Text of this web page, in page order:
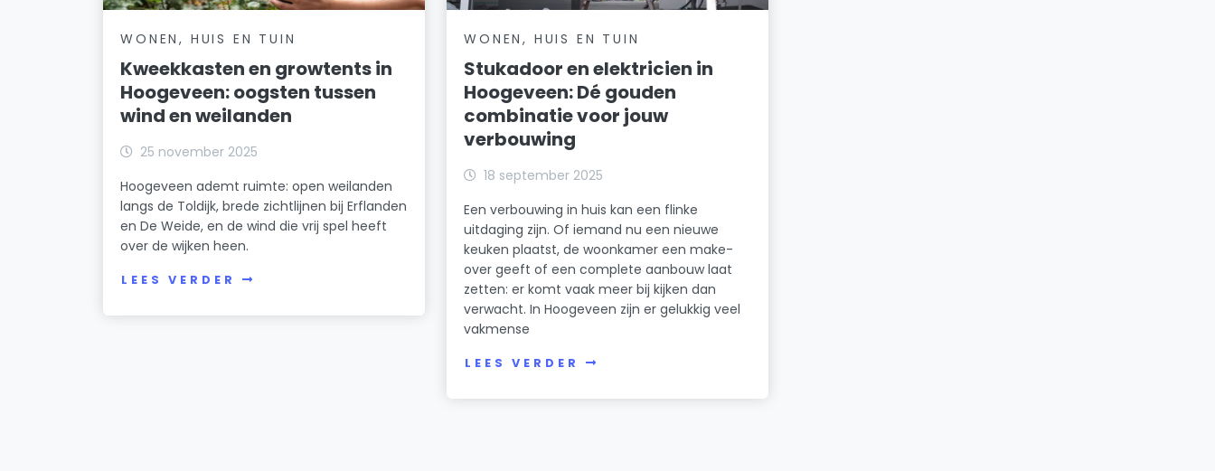
WONEN, HUIS EN TUIN
Kweekkasten en growtents in
Hoogeveen: oogsten tussen
wind en weilanden
25 november 2025
Hoogeveen ademt ruimte: open weilanden
langs de Toldijk, brede zichtlijnen bij Erflanden
en De Weide, en de wind die vrij spel heeft
over de wijken heen.
LEES VERDER
WONEN, HUIS EN TUIN
Stukadoor en elektricien in
Hoogeveen: Dé gouden
combinatie voor jouw
verbouwing
18 september 2025
Een verbouwing in huis kan een flinke
uitdaging zijn. Of iemand nu een nieuwe
keuken plaatst, de woonkamer een make-
over geeft of een complete aanbouw laat
zetten: er komt vaak meer bij kijken dan
verwacht. In Hoogeveen zijn er gelukkig veel
vakmense
LEES VERDER